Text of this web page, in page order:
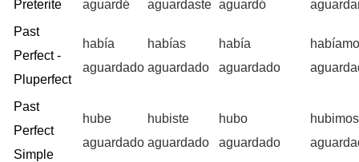
Preterite
aguardé aguardaste aguardó
Past
Perfect -
Pluperfect
había
aguardado
habías
aguardado
había
aguardado
Past
Perfect
Simple
hube
aguardado
hubiste
aguardado
hubo
aguardado
hubimos